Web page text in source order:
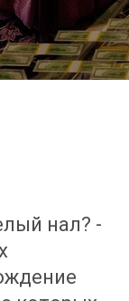
нал? -